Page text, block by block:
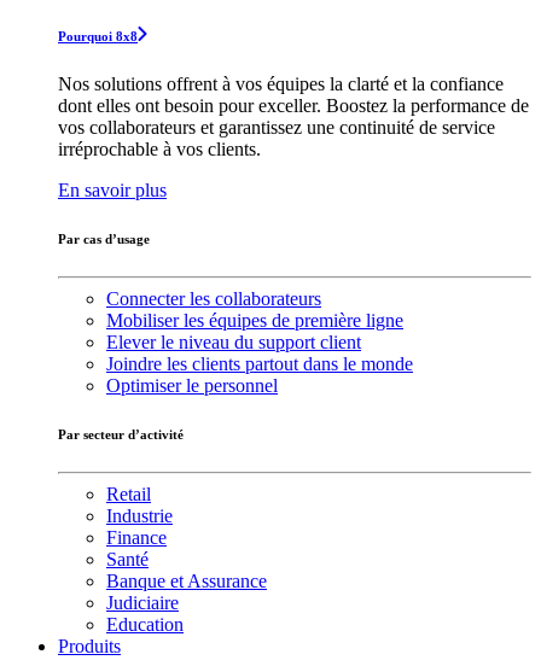
Pourquoi 8x8
Nos solutions offrent à vos équipes la clarté et la confiance
dont elles ont besoin pour exceller. Boostez la performance de
vos collaborateurs et garantissez une continuité de service
irréprochable à vos clients.
En savoir plus
Par cas d’usage
Connecter les collaborateurs
Mobiliser les équipes de première ligne
Elever le niveau du support client
Joindre les clients partout dans le monde
Optimiser le personnel
Par secteur d’activité
Retail
Industrie
Finance
Santé
Banque et Assurance
Judiciaire
Education
Produits